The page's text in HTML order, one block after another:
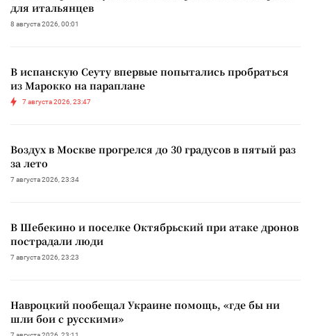
для итальянцев
8 августа 2026, 00:01
В испанскую Сеуту впервые попытались пробраться
из Марокко на параплане
7 августа 2026, 23:47
Воздух в Москве прогрелся до 30 градусов в пятый раз
за лето
7 августа 2026, 23:34
В Шебекино и поселке Октябрьский при атаке дронов
пострадали люди
7 августа 2026, 23:23
Навроцкий пообещал Украине помощь, «где бы ни
шли бои с русскими»